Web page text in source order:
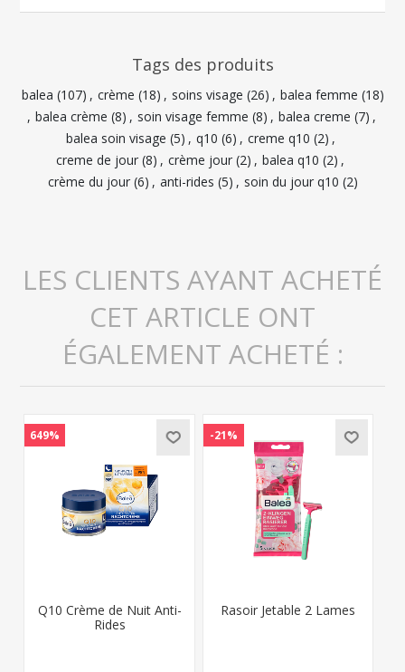
Tags des produits
balea (107) , crème (18) , soins visage (26) , balea femme (18)
, balea crème (8) , soin visage femme (8) , balea creme (7) ,
balea soin visage (5) , q10 (6) , creme q10 (2) ,
creme de jour (8) , crème jour (2) , balea q10 (2) ,
crème du jour (6) , anti-rides (5) , soin du jour q10 (2)
LES CLIENTS AYANT ACHETÉ
CET ARTICLE ONT
ÉGALEMENT ACHETÉ :
649%
Q10 Crème de Nuit Anti-
Rides
-21%
Rasoir Jetable 2 Lames